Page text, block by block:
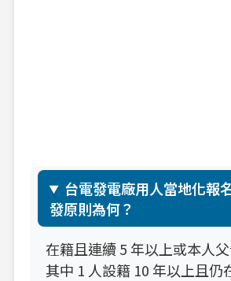
台電發電廠用人當地化報
發原則為何？
在籍且連續 5 年以上或本人父
其中 1 人設籍 10 年以上且仍